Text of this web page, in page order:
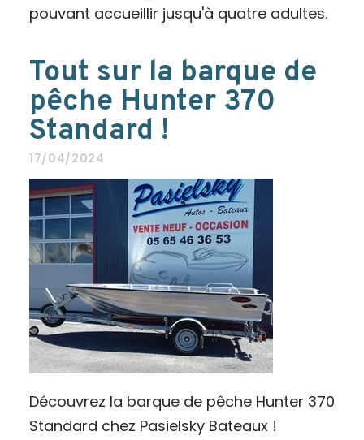
pouvant accueillir jusqu'à quatre adultes.
Tout sur la barque de
pêche Hunter 370
Standard !
17/04/2024
Découvrez la barque de pêche Hunter 370
Standard chez Pasielsky Bateaux !